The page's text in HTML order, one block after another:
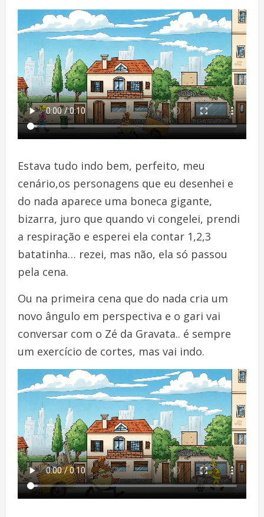
Estava tudo indo bem, perfeito, meu
cenário,os personagens que eu desenhei e
do nada aparece uma boneca gigante,
bizarra, juro que quando vi congelei, prendi
a respiração e esperei ela contar 1,2,3
batatinha… rezei, mas não, ela só passou
pela cena.
Ou na primeira cena que do nada cria um
novo ângulo em perspectiva e o gari vai
conversar com o Zé da Gravata.. é sempre
um exercício de cortes, mas vai indo.